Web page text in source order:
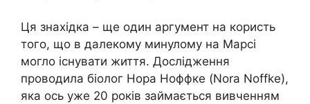
Ця знахідка – ще один аргумент на користь
того, що в далекому минулому на Марсі
могло існувати життя. Дослідження
проводила біолог Нора Ноффке (Nora Noffke),
яка ось уже 20 років займається вивченням